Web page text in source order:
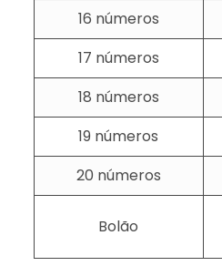
16 números
17 números
18 números
19 números
20 números
Bolão